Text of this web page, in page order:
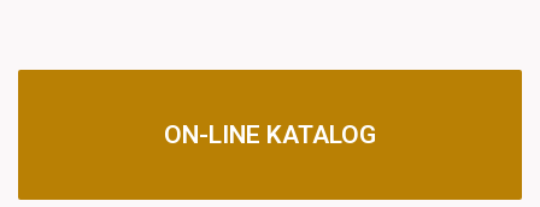
ON-LINE KATALOG